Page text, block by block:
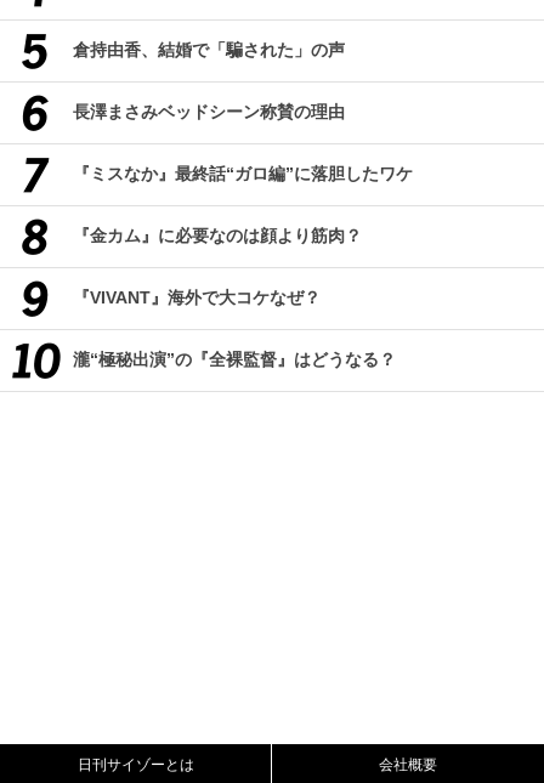
倉持由香、結婚で「騙された」の声
長澤まさみベッドシーン称賛の理由
『ミスなか』最終話“ガロ編”に落胆したワケ
『金カム』に必要なのは顔より筋肉？
『VIVANT』海外で大コケなぜ？
瀧“極秘出演”の『全裸監督』はどうなる？
日刊サイゾーとは 会社概要